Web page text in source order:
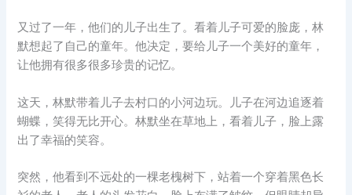
又过了一年，他们的儿子出生了。看着儿子可爱的脸庞，林
默想起了自己的童年。他决定，要给儿子一个美好的童年，
让他拥有很多很多珍贵的记忆。
这天，林默带着儿子去村口的小河边玩。儿子在河边追逐着
蝴蝶，笑得无比开心。林默坐在草地上，看着儿子，脸上露
出了幸福的笑容。
突然，他看到不远处的一棵老槐树下，站着一个穿着黑色长